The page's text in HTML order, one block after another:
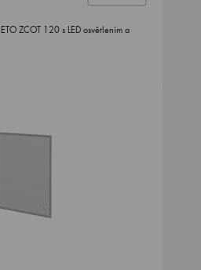
ZCOT 120 s LED osvětlením a